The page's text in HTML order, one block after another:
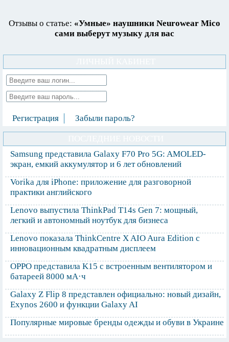
Отзывы о статье: «Умные» наушники Neurowear Mico
сами выберут музыку для вас
Регистрация Забыли пароль?
Samsung представила Galaxy F70 Pro 5G: AMOLED-
экран, емкий аккумулятор и 6 лет обновлений
Vorika для iPhone: приложение для разговорной
практики английского
Lenovo выпустила ThinkPad T14s Gen 7: мощный,
легкий и автономный ноутбук для бизнеса
Lenovo показала ThinkCentre X AIO Aura Edition с
инновационным квадратным дисплеем
OPPO представила K15 с встроенным вентилятором и
батареей 8000 мА·ч
Galaxy Z Flip 8 представлен официально: новый дизайн,
Exynos 2600 и функции Galaxy AI
Популярные мировые бренды одежды и обуви в Украине